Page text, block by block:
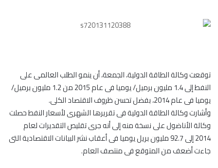
توقعت وكالة الطاقة الدولية، الجمعة، أن ينمو الطلب العالمى على
النفط إلى 1.4 مليون برميل/ يوميا فى عام 2015 من 1.2 مليون برميل/
يوميا فى عام 2014، بفضل تحسن ظروف الاقتصاد الكلى.
وأشارت وكالة الطاقة الدولية فى تقريرها الشهرى لأسعار النفط حصلت
وكالة الأناضول على نسخة منه إلى أنه جرى تقليص التقديرات لعام
2014 إلى 92.7 مليون بريل يوميا فى أعقاب نشر البيانات الاقتصادية التى
جاءت أضعف من المتوقع فى منتصف العام.